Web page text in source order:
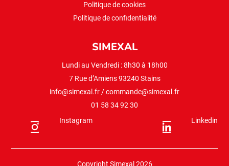
Politique de cookies
Politique de confidentialité
SIMEXAL
Lundi au Vendredi : 8h30 à 18h00
7 Rue d’Amiens 93240 Stains
info@simexal.fr /commande@simexal.fr
01 58 34 92 30
Instagram
Linkedin
Copyright Simexal 2026